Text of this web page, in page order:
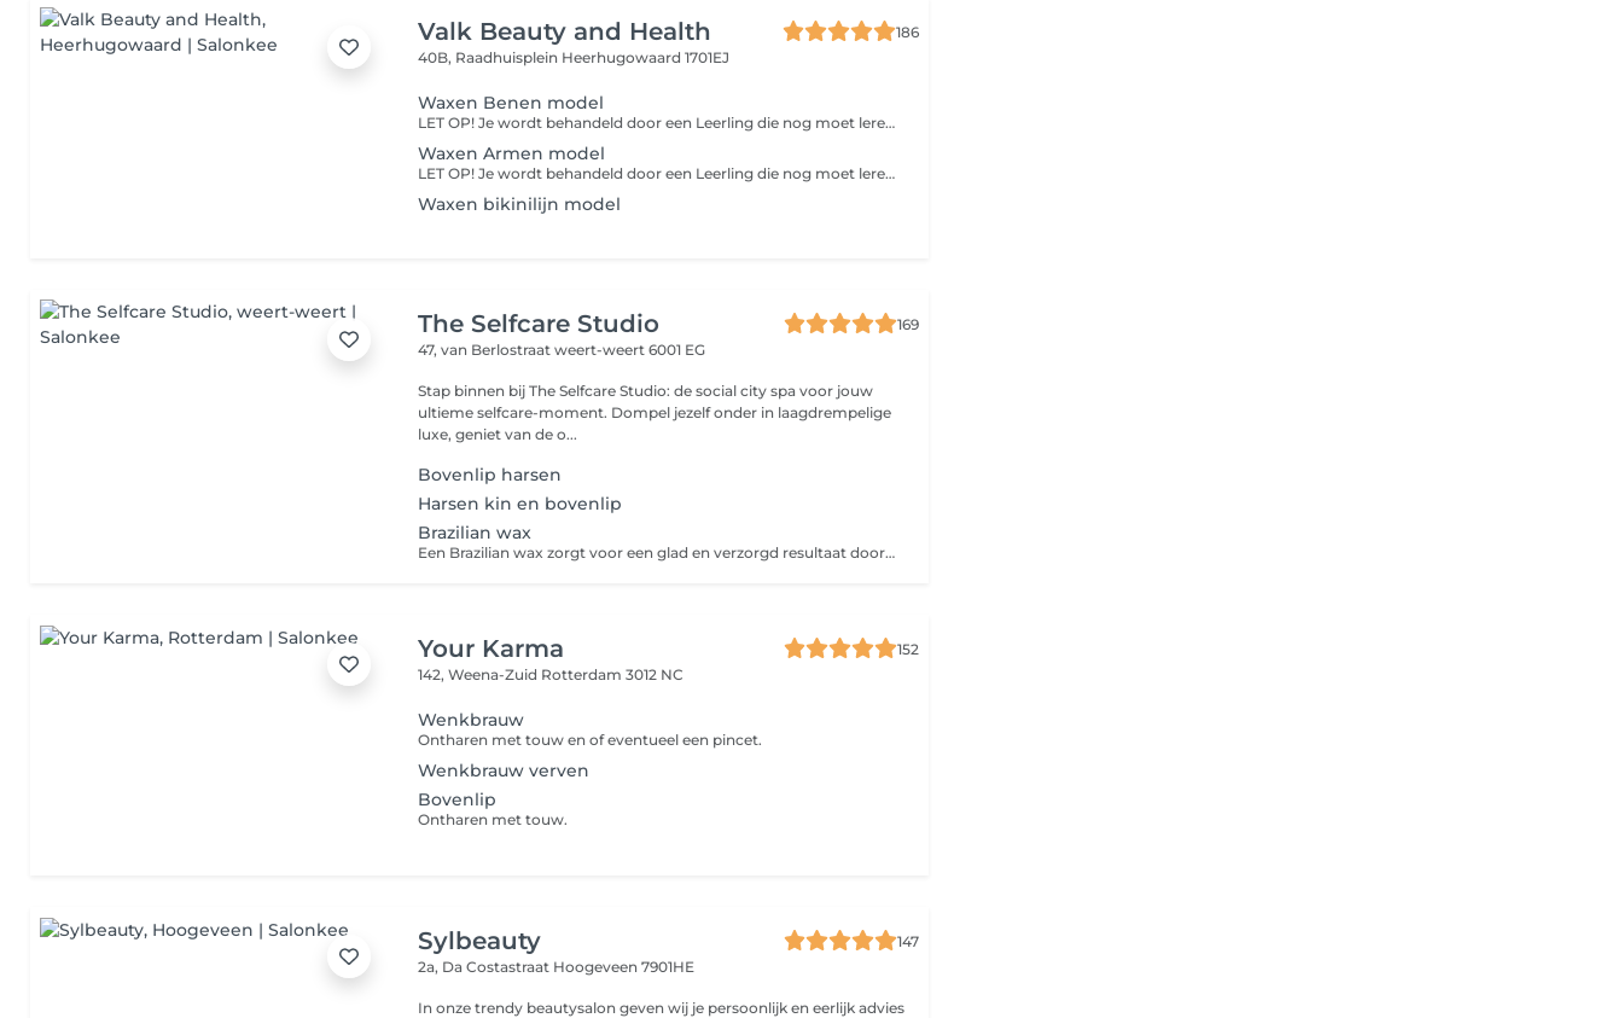
Valk Beauty and Health
186
40B, Raadhuisplein Heerhugowaard 1701EJ
Waxen Benen model
LET OP! Je wordt behandeld door een Leerling die nog moet leren dus verwacht geen perfectie en heb wat geduld!
Waxen Armen model
LET OP! Je wordt behandeld door een Leerling die nog moet leren dus verwacht geen perfectie en heb wat geduld!
Waxen bikinilijn model
The Selfcare Studio
169
47, van Berlostraatweert-weert 6001 EG
Stap binnen bij The Selfcare Studio: de social city spa voor jouw
ultieme selfcare-moment. Dompel jezelf onder in laagdrempelige
luxe, geniet van de o...
Bovenlip harsen
Harsen kin en bovenlip
Brazilian wax
Een Brazilian wax zorgt voor een glad en verzorgd resultaat doordat al het haar in de schaamstreek wordt verwijderd. We werken met zorg en precisie, zodat de behandeling zo comfortabel mogelijk verloopt. Het resultaat: een zachte huid die wekenlang mooi glad blijft.
Your Karma
152
142, Weena-Zuid Rotterdam 3012 NC
Wenkbrauw
Ontharen met touw en of eventueel een pincet.
Wenkbrauw verven
Bovenlip
Ontharen met touw.
Sylbeauty
147
2a, Da Costastraat Hoogeveen 7901HE
In onze trendy beautysalon geven wij je persoonlijk en eerlijk advies